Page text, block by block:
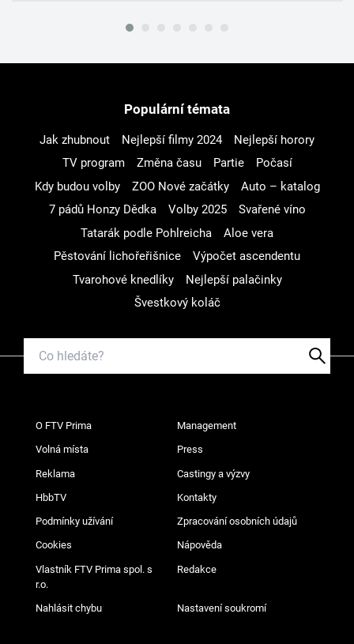
Populární témata
Jak zhubnout Nejlepší filmy 2024
Nejlepší horory
TV program
Změna času Partie
Počasí
Kdy budou volby
ZOO Nové začátky
Auto – katalog
7 pádů Honzy Dědka
Volby 2025
Svařené víno
Tatarák podle Pohlreicha
Aloe vera
Pěstování lichořeřišnice
Výpočet ascendentu
Tvarohové knedlíky
Nejlepší palačinky
Švestkový koláč
O FTV Prima Management
Volná místa Press
Reklama Castingy a výzvy
HbbTV Kontakty
Podmínky užívání Zpracování osobních údajů
Cookies Nápověda
Vlastník FTV Prima spol. s
r.o.
Redakce
Nahlásit chybu Nastavení soukromí